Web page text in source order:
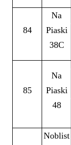
84
Na
Piaski
38C
85
Na
Piaski
48
Noblist